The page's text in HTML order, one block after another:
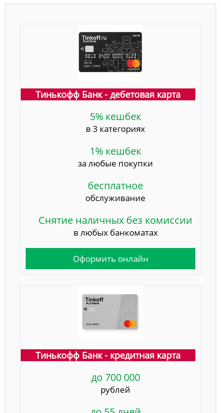
Тинькофф Банк - дебетовая карта
5% кешбек
в 3 категориях
1% кешбек
за любые покупки
бесплатное
обслуживание
Снятие наличных без комиссии
в любых банкоматах
Оформить онлайн
Тинькофф Банк - кредитная карта
до 700 000
рублей